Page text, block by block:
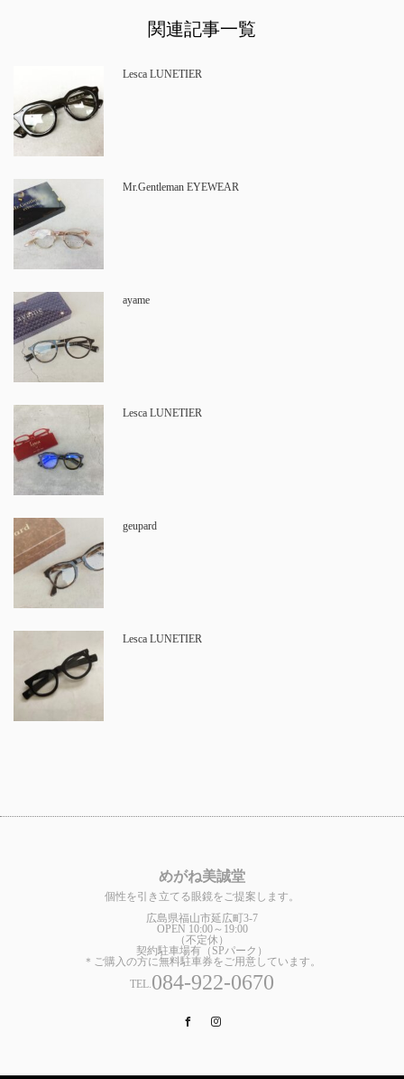
関連記事一覧
Lesca LUNETIER
Mr.Gentleman EYEWEAR
ayame
Lesca LUNETIER
geupard
Lesca LUNETIER
めがね美誠堂
個性を引き立てる眼鏡をご提案します。
広島県福山市延広町3-7
OPEN 10:00～19:00
（不定休）
契約駐車場有（SPパーク）
＊ご購入の方に無料駐車券をご用意しています。
TEL.084-922-0670
Facebook